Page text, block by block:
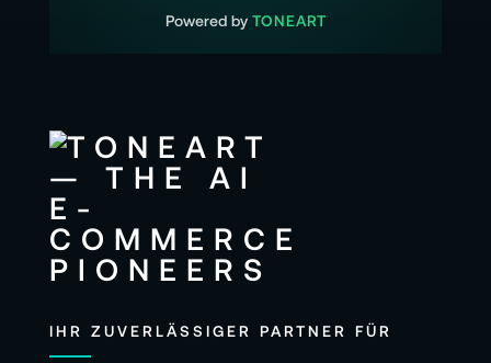
Powered by TONEART
IHR ZUVERLÄSSIGER PARTNER FÜR